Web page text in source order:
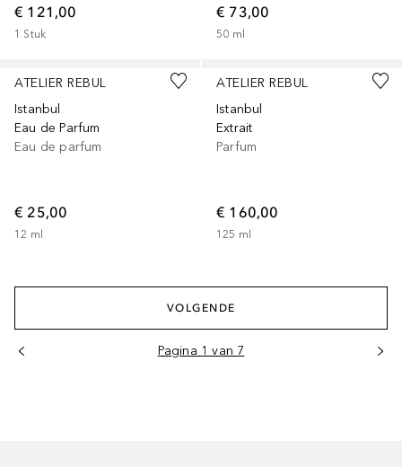
€ 121,00
1 Stuk
€ 73,00
50 ml
ATELIER REBUL
Istanbul
Eau de Parfum
Eau de parfum
€ 25,00
12 ml
ATELIER REBUL
Istanbul
Extrait
Parfum
€ 160,00
125 ml
VOLGENDE
Pagina 1 van 7